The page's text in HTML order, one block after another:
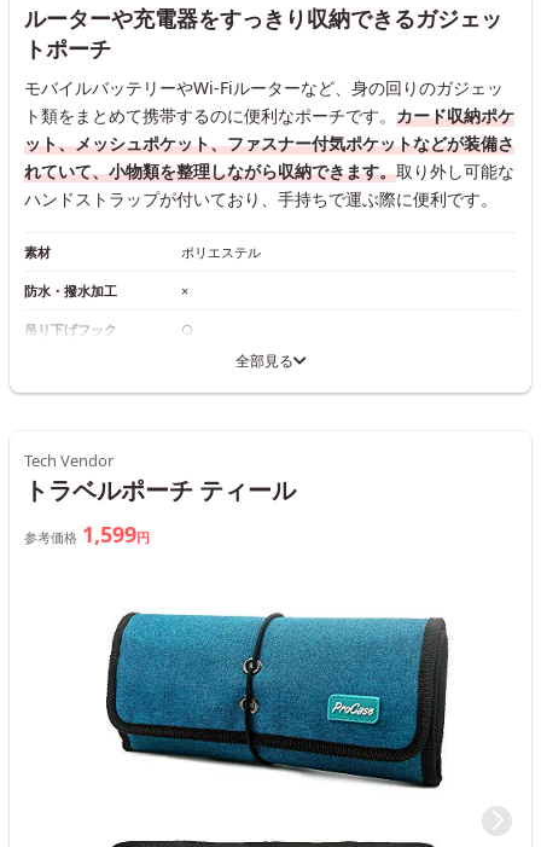
ルーターや充電器をすっきり収納できるガジェッ
トポーチ
モバイルバッテリーやWi-Fiルーターなど、身の回りのガジェッ
ト類をまとめて携帯するのに便利なポーチです。 カード収納ポケ
ット、メッシュポケット、ファスナー付気ポケットなどが装備さ
れていて、小物類を整理しながら収納できます。取り外し可能な
ハンドストラップが付いており、手持ちで運ぶ際に便利です。
素材 ポリエステル
防水・撥水加工 ×
吊り下げフック ○
全部見る
Tech Vendor
トラベルポーチ ティール
参考価格 1,599円